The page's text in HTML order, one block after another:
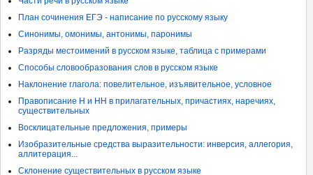
План сочинения ЕГЭ - написание по русскому языку
Синонимы, омонимы, антонимы, паронимы
Разряды местоимений в русском языке, таблица с примерами
Способы словообразования слов в русском языке
Наклонение глагола: повелительное, изъявительное, условное
Правописание Н и НН в прилагательных, причастиях, наречиях,
существительных
Восклицательные предложения, примеры
Изобразительные средства выразительности: инверсия, аллегория,
аллитерация...
Склонение существительных в русском языке